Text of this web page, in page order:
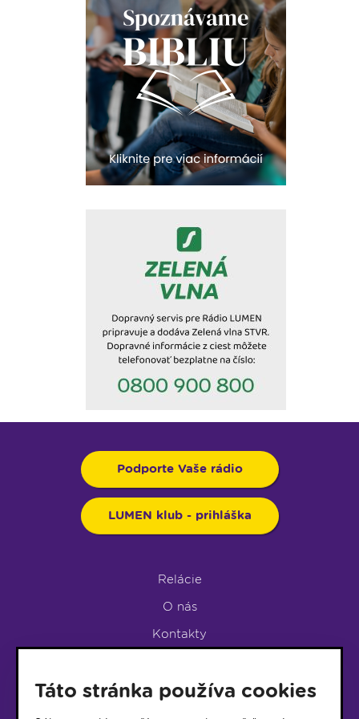
Podporte Vaše rádio
LUMEN klub - prihláška
Relácie
O nás
Kontakty
LUMEN KLUB
LUMEN KLUB PRIHLÁŠKA
Táto stránka používa cookies